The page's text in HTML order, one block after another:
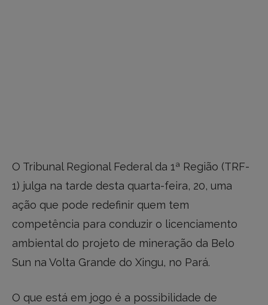
O Tribunal Regional Federal da 1ª Região (TRF-
1) julga na tarde desta quarta-feira, 20, uma
ação que pode redefinir quem tem
competência para conduzir o licenciamento
ambiental do projeto de mineração da Belo
Sun na Volta Grande do Xingu, no Pará.
O que está em jogo é a possibilidade de